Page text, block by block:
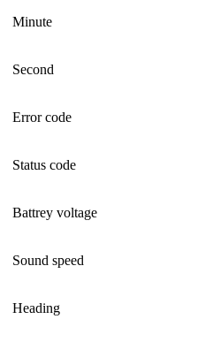
Minute
Second
Error code
Status code
Battrey voltage
Sound speed
Heading